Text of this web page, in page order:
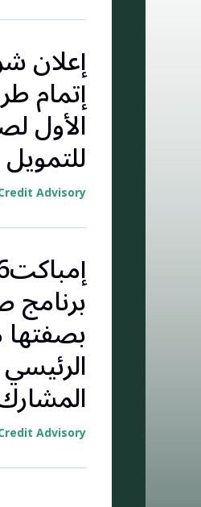
إعلان
إتمام
الأول
للتمويل
Advisory
برنامج
بصفتها
Advisory